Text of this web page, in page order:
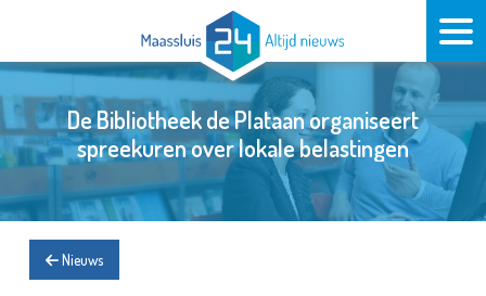
De Bibliotheek de Plataan organiseert
spreekuren over lokale belastingen
Nieuws